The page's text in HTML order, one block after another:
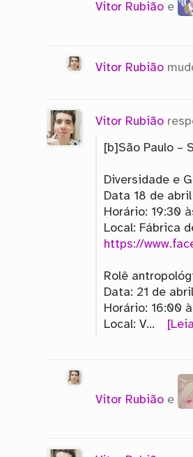
Vitor Rubião e
Vitor Rubião
Vitor Rubião
[b]São Paulo –
Diversidade e
Data 18 de abril
Horário: 19:30
Local: Fábrica
https://
Rolê
Data: 21 de abril
Horário: 16:00
Local: V…
Vitor Rubião e